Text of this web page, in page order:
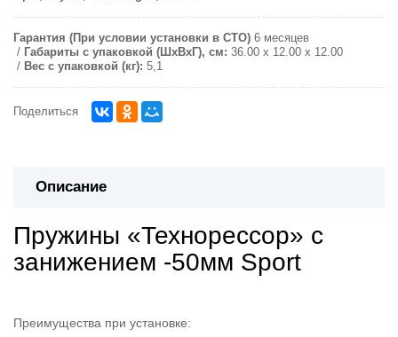
Гарантия (При условии установки в СТО) 6 месяцев
Габариты с упаковкой (ШxВxГ), см: 36.00 x 12.00 x 12.00
Вес с упаковкой (кг): 5,1
Поделиться
Описание
Пружины «Технорессор» с
занижением -50мм Sport
Преимущества при установке: